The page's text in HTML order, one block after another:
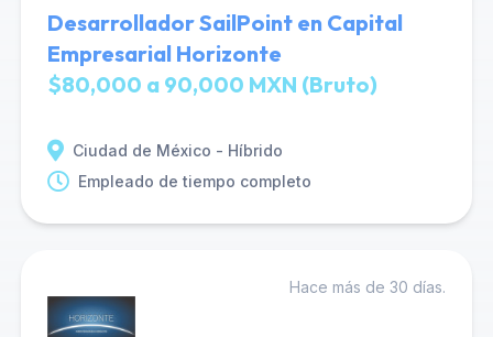
Desarrollador SailPoint en Capital
Empresarial Horizonte
$80,000 a 90,000 MXN (Bruto)
Ciudad de México - Híbrido
Empleado de tiempo completo
Hace más de 30 días.